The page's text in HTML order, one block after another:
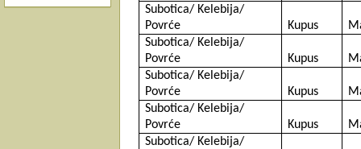
Subotica/ Kelebija/
Povrće
Kupus
Subotica/ Kelebija/
Povrće
Kupus
Subotica/ Kelebija/
Povrće
Kupus
Subotica/ Kelebija/
Povrće
Kupus
Subotica/ Kelebija/